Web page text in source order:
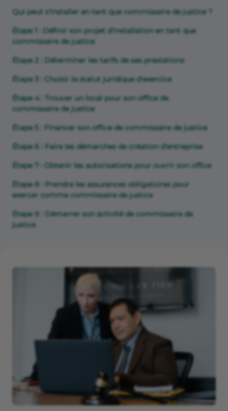
Qui peut s'installer en tant que commissaire de justice ?
Étape 1 : Définir son projet d'installation en tant que
commissaire de justice
Étape 2 : Déterminer les tarifs de ses prestations
Étape 3 : Choisir le statut juridique d'exercice
Étape 4 : Trouver un local pour son office de
commissaire de justice
Étape 5 : Financer son office de commissaire de justice
Étape 6 : Faire les démarches de création d'entreprise
Étape 7 : Obtenir les autorisations pour ouvrir son office
Étape 8 : Prendre les assurances obligatoires pour
exercer comme commissaire de justice
Étape 9 : Démarrer son activité de commissaire de
justice